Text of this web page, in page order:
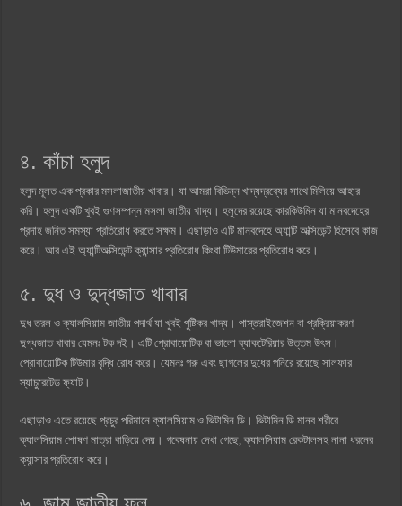
৪. কাঁচা হলুদ
হলুদ মূলত এক প্রকার মসলাজাতীয় খাবার। যা আমরা বিভিন্ন খাদ্যদ্রব্যের সাথে মিলিয়ে আহার
করি। হলুদ একটি খুবই গুণসম্পন্ন মসলা জাতীয় খাদ্য। হলুদের রয়েছে কারকিউমিন যা মানবদেহের
প্রদাহ জনিত সমস্যা প্রতিরোধ করতে সক্ষম। এছাড়াও এটি মানবদেহে অ্যান্টি অক্সিডেন্ট হিসেবে কাজ
করে। আর এই অ্যান্টিঅক্সিডেন্ট ক্যান্সার প্রতিরোধ কিংবা টিউমারের প্রতিরোধ করে।
৫. দুধ ও দুদ্ধজাত খাবার
দুধ তরল ও ক্যালসিয়াম জাতীয় পদার্থ যা খুবই পুষ্টিকর খাদ্য। পাস্তরাইজেশন বা প্রক্রিয়াকরণ
দুগ্ধজাত খাবার যেমনঃ টক দই। এটি প্রোবায়োটিক বা ভালো ব্যাকটেরিয়ার উত্তম উৎস।
প্রোবায়োটিক টিউমার বৃদ্ধি রোধ করে। যেমনঃ গরু এবং ছাগলের দুধের পনিরে রয়েছে সালফার
স্যাচুরেটেড ফ্যাট।
এছাড়াও এতে রয়েছে প্রচুর পরিমানে ক্যালসিয়াম ও ভিটামিন ডি। ভিটামিন ডি মানব শরীরে
ক্যালসিয়াম শোষণ মাত্রা বাড়িয়ে দেয়। গবেষনায় দেখা গেছে, ক্যালসিয়াম রেকটালসহ নানা ধরনের
ক্যান্সার প্রতিরোধ করে।